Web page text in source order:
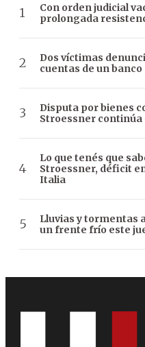
Con orden judicial
prolongada
Dos víctimas
cuentas de un banco
Disputa por bienes
Stroessner continúa
Lo que tenés que
Stroessner, déficit
Italia
Lluvias y tormentas
un frente frío este